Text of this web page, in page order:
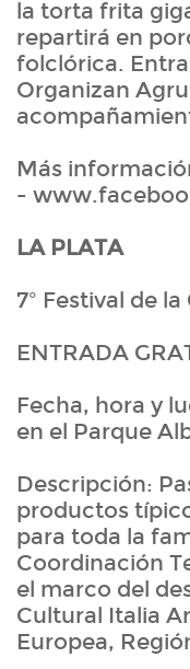
la torta frita
repartirá en
folclórica.
Organizan
Más
-
LA PLATA
7º Festival de
ENTRADA
Fecha, hora y
en el Parque
Descripción:
productos
para toda la
Coordinación
el marco del
Cultural Italia
Europea,